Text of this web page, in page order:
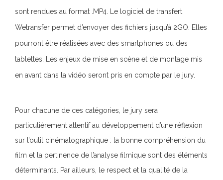
sont rendues au format .MP4. Le logiciel de transfert
Wetransfer permet d’envoyer des fichiers jusqu’à 2GO. Elles
pourront être réalisées avec des smartphones ou des
tablettes. Les enjeux de mise en scène et de montage mis
en avant dans la vidéo seront pris en compte par le jury.
Pour chacune de ces catégories, le jury sera
particulièrement attentifau développement d’une réflexion
sur l’outil cinématographique : la bonne compréhension du
film et la pertinence de l’analyse filmique sont des éléments
déterminants. Par ailleurs, le respect et la qualité de la